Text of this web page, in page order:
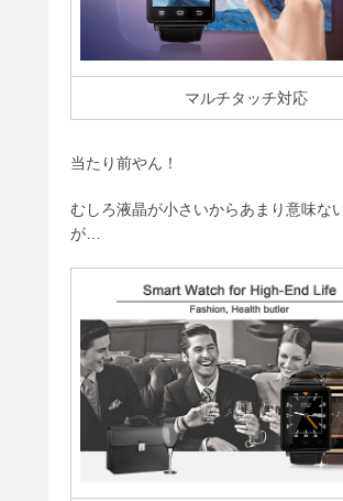
マルチタッチ対応
当たり前やん！
むしろ液晶が小さいからあまり意味な
が…